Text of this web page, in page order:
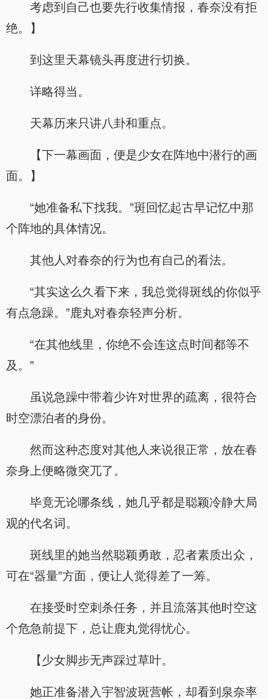
考虑到自己也要先行收集情报，春奈没有拒
绝。】
到这里天幕镜头再度进行切换。
详略得当。
天幕历来只讲八卦和重点。
【下一幕画面，便是少女在阵地中潜行的画
面。】
“她准备私下找我。”斑回忆起古早记忆中那
个阵地的具体情况。
其他人对春奈的行为也有自己的看法。
“其实这么久看下来，我总觉得斑线的你似乎
有点急躁。”鹿丸对春奈轻声分析。
“在其他线里，你绝不会连这点时间都等不
及。”
虽说急躁中带着少许对世界的疏离，很符合
时空漂泊者的身份。
然而这种态度对其他人来说很正常，放在春
奈身上便略微突兀了。
毕竟无论哪条线，她几乎都是聪颖冷静大局
观的代名词。
斑线里的她当然聪颖勇敢，忍者素质出众，
可在“器量”方面，便让人觉得差了一筹。
在接受时空刺杀任务，并且流落其他时空这
个危急前提下，总让鹿丸觉得忧心。
【少女脚步无声踩过草叶。
她正准备潜入宇智波斑营帐，却看到泉奈率